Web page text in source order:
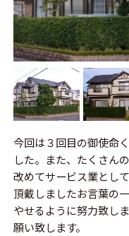
今回は３回目の御使命
した。また、たくさん
改めてサービス業とし
頂戴しましたお言葉の
やせるように努力致し
願い致します。